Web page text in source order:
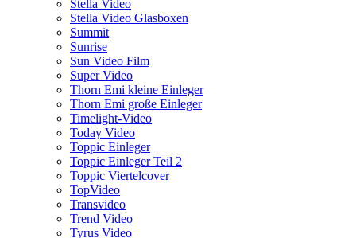
Stella Video
Stella Video Glasboxen
Summit
Sunrise
Sun Video Film
Super Video
Thorn Emi kleine Einleger
Thorn Emi große Einleger
Timelight-Video
Today Video
Toppic Einleger
Toppic Einleger Teil 2
Toppic Viertelcover
TopVideo
Transvideo
Trend Video
Tyrus Video